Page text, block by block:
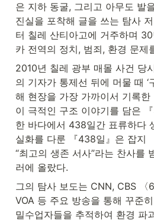
은 지하 동굴, 그리고 아무도 발
진실을 포착해 글을 쓰는 탐사
터 칠레 산티아고에 거주하며
카 전역의 정치, 범죄, 환경 문제
2010년 칠레 광부 매몰 사건 당
의 기자가 통제선 뒤에 머물 때 ‘
해 현장을 가장 가까이서 기록
이 극적인 구조 이야기를 담은
한 바다에서 438일간 표류하다
실화를 다룬 『438일』은 잡지
“최고의 생존 서사”라는 찬사를
러에 올랐다.
그의 탐사 보도는 CNN, CBS 〈
VOA 등 주요 방송을 통해 꾸준
밀수업자들을 추적하여 환경 파